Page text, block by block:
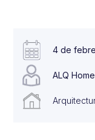
4 de
ALQ